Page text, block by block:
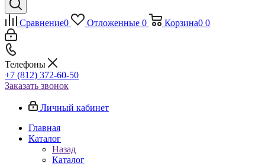
Сравнение0 Отложенные 0 Корзина0 0
Телефоны
+7 (812) 372-60-50
Заказать звонок
Личный кабинет
Главная
Каталог
Назад
Каталог